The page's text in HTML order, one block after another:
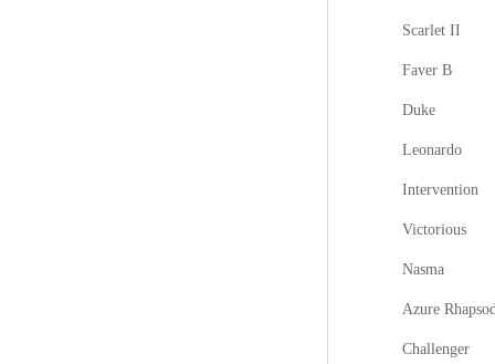
Scarlet II
Faver B
Duke
Leonardo
Intervention
Victorious
Nasma
Azure
Challenger